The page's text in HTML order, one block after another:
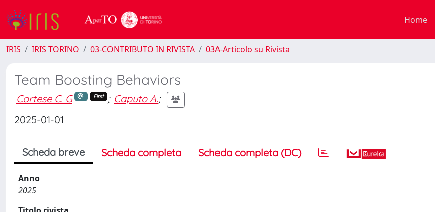
Home
IRIS IRIS TORINO 03-CONTRIBUTO IN RIVISTA 03A-Articolo su Rivista
Team Boosting Behaviors
Cortese C. G First ; Caputo A.;
2025-01-01
Scheda breve Scheda completa Scheda completa (DC)
Anno
2025